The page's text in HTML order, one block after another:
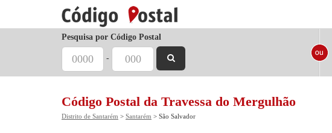
Pesquisa por Código Postal
-
Código Postal da Travessa do Mergulhão
Distrito de Santarém > Santarém > São Salvador